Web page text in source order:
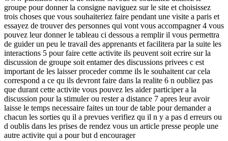
groupe pour donner la consigne naviguez sur le site et choisissez
trois choses que vous souhaiteriez faire pendant une visite a paris et
essayez de trouver des personnes qui vont vous accompagner 4 vous
pouvez leur donner le tableau ci dessous a remplir il vous permettra
de guider un peu le travail des apprenants et facilitera par la suite les
interactions 5 pour faire cette activite ils peuvent soit ecrire sur la
discussion de groupe soit entamer des discussions privees c est
important de les laisser proceder comme ils le souhaitent car cela
correspond a ce qu ils devront faire dans la realite 6 n oubliez pas
que durant cette activite vous pouvez les aider participer a la
discussion pour la stimuler ou rester a distance 7 apres leur avoir
laisse le temps necessaire faites un tour de table pour demander a
chacun les sorties qu il a prevues verifiez qu il n y a pas d erreurs ou
d oublis dans les prises de rendez vous un article presse people une
autre activite qui a pour but d encourager